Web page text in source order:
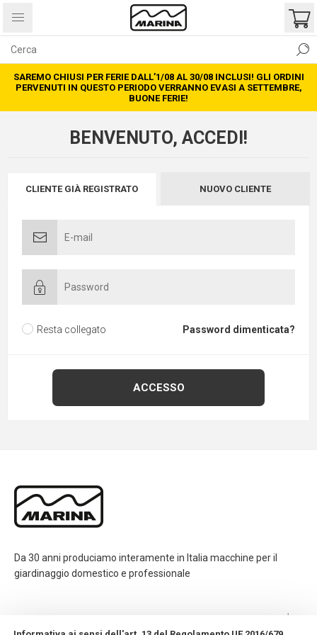
SAREMO CHIUSI PER FERIE DALL’1/08 AL 30/08 INCLUSI! GLI ORDINI
PERVENUTI IN QUESTO PERIODO VERRANNO EVASI A SETTEMBRE,
BUONE FERIE!
BENVENUTO, ACCEDI!
CLIENTE GIÀ REGISTRATO NUOVO CLIENTE
Resta collegato Password dimenticata?
Da 30 anni produciamo interamente in Italia macchine per il
giardinaggio domestico e professionale